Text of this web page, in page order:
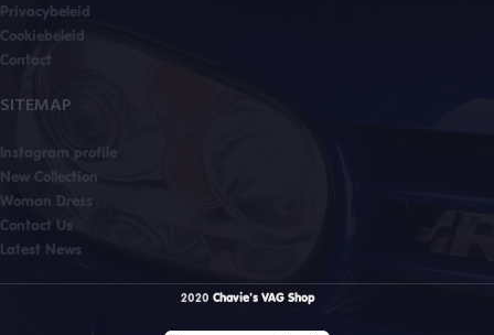
Privacybeleid
Cookiebeleid
Contact
SITEMAP
Instagram profile
New Collection
Woman Dress
Contact Us
Latest News
2020 Chavie's VAG Shop